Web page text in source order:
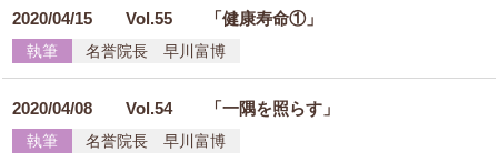
2020/04/15Vol.55 「健康寿命①」
執筆 名誉院長 早川富博
2020/04/08Vol.54 「一隅を照らす」
執筆 名誉院長 早川富博